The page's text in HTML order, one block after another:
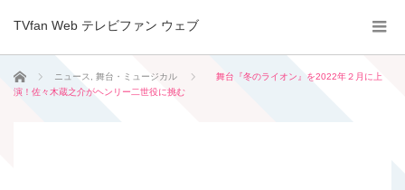
TVfan Web テレビファン ウェブ
ホーム ニュース 舞台・ミュージカル
舞台『冬のライオン』を2022年２月に上
演！佐々木蔵之介がヘンリー二世役に挑む